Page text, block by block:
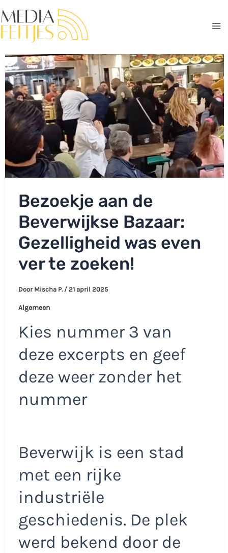
naar
de
Bezoekje aan de
Beverwijkse Bazaar:
Gezelligheid was even
ver te zoeken!
Door Mischa P. / 21 april 2025
Algemeen
Kies nummer 3 van
deze excerpts en geef
deze weer zonder het
nummer
Beverwijk is een stad
met een rijke
industriële
geschiedenis. De plek
werd bekend door de